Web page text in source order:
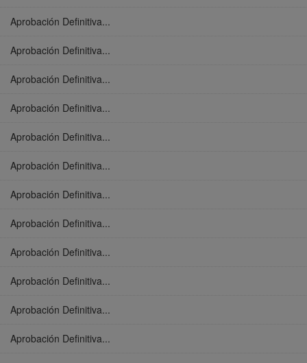
Aprobación Definitiva...
Aprobación Definitiva...
Aprobación Definitiva...
Aprobación Definitiva...
Aprobación Definitiva...
Aprobación Definitiva...
Aprobación Definitiva...
Aprobación Definitiva...
Aprobación Definitiva...
Aprobación Definitiva...
Aprobación Definitiva...
Aprobación Definitiva...